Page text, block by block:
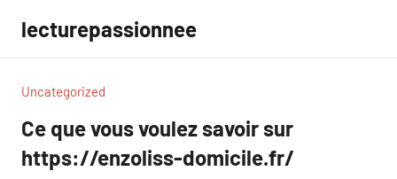
contenu
lecturepassionnee
Uncategorized
Ce que vous voulez savoir sur
https://enzoliss-domicile.fr/